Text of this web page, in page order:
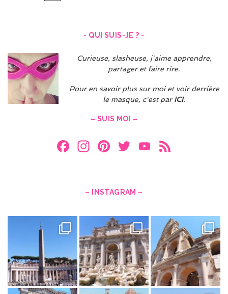
- QUI SUIS-JE ? -
Curieuse, slasheuse, j'aime apprendre,
partager et faire rire.
Pour en savoir plus sur moi et voir derrière
le masque, c'est par ICI.
– SUIS MOI –
F
o
k
In
gr
a
m
Pi
es
t
T
er
Y
u
b
e
C
h
– INSTAGRAM –